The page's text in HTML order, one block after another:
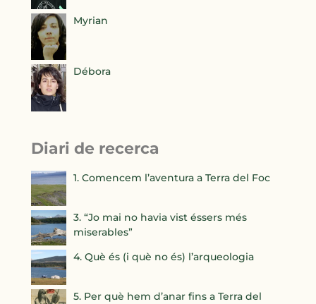
Myrian
Débora
Diari de recerca
1. Comencem l’aventura a Terra del Foc
3. “Jo mai no havia vist éssers més
miserables”
4. Què és (i què no és) l’arqueologia
5. Per què hem d’anar fins a Terra del